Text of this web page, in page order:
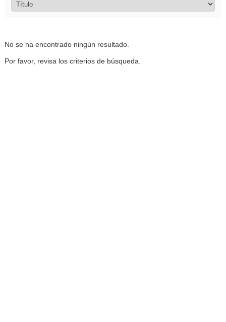
No se ha encontrado ningún resultado.
Por favor, revisa los criterios de búsqueda.